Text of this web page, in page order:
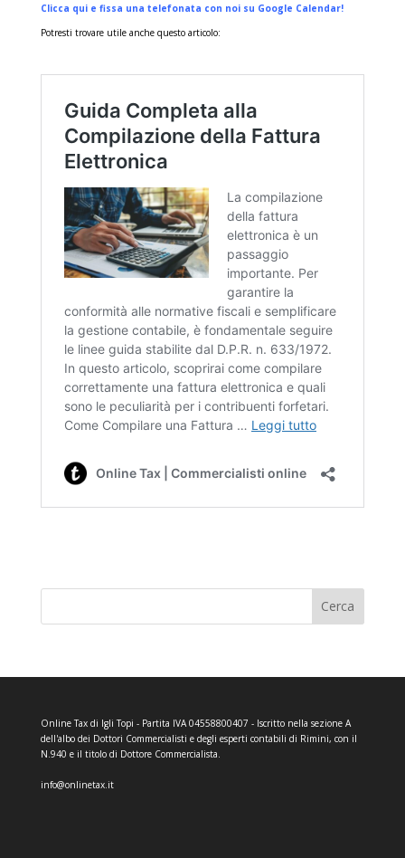
Clicca qui e fissa una telefonata con noi su Google Calendar!
Potresti trovare utile anche questo articolo:
Cerca
Online Tax di Igli Topi - Partita IVA 04558800407 - Iscritto nella sezione A
dell'albo dei Dottori Commercialisti e degli esperti contabili di Rimini, con il
N.940 e il titolo di Dottore Commercialista.
info@onlinetax.it